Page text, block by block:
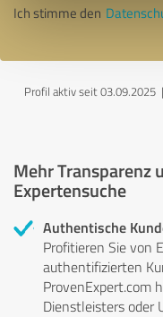
Ich stimme den
Profil aktiv seit 03.09.2025 |
Mehr Transparenz
Expertensuche
Authentische
Profitieren Sie von
authentifizierten
ProvenExpert.com
Dienstleisters oder